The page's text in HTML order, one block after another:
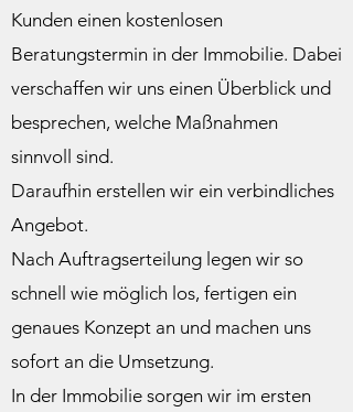
Kunden einen kostenlosen
Beratungstermin in der Immobilie. Dabei
verschaffen wir uns einen Überblick und
besprechen, welche Maßnahmen
sinnvoll sind.
Daraufhin erstellen wir ein verbindliches
Angebot.
Nach Auftragserteilung legen wir so
schnell wie möglich los, fertigen ein
genaues Konzept an und machen uns
sofort an die Umsetzung.
In der Immobilie sorgen wir im ersten